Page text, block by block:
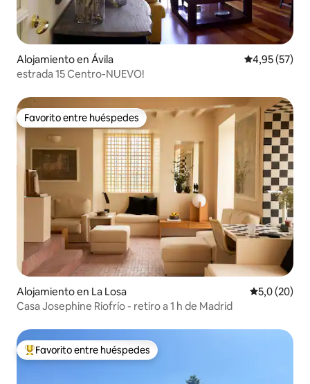
Alojamiento en Ávila Calificación
4,95 (57)
estrada 15 Centro-NUEVO!
Favorito entre huéspedes
Favorito entre huéspedes
Alojamiento en La Losa Calificación
5,0 (20)
Casa Josephine Riofrío - retiro a 1 h de Madrid
Favorito entre los huéspedes más destacados
Favorito entre huéspedes